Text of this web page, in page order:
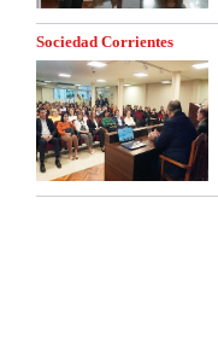
Sociedad Corrientes